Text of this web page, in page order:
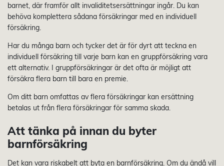
barnet, där framför allt invaliditetsersättningar ingår. Du kan
behöva komplettera sådana försäkringar med en individuell
försäkring.
Har du många barn och tycker det är för dyrt att teckna en
individuell försäkring till varje barn kan en gruppförsäkring vara
ett alternativ. I gruppförsäkringar är det ofta är möjligt att
försäkra flera barn till bara en premie.
Om ditt barn omfattas av flera försäkringar kan ersättning
betalas ut från flera försäkringar för samma skada.
Att tänka på innan du byter
barnförsäkring
Det kan vara riskabelt att byta en barnförsäkring. Om du ändå vill